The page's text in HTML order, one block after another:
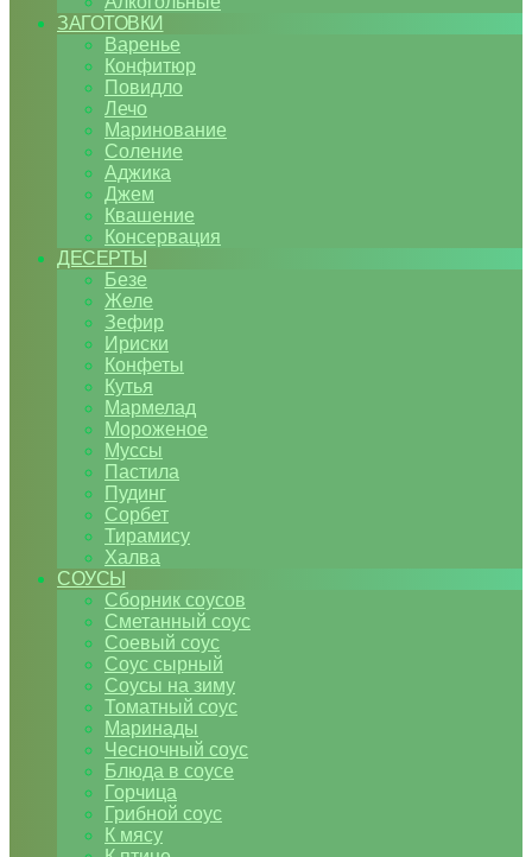
ЗАГОТОВКИ
Варенье
Конфитюр
Повидло
Лечо
Маринование
Соление
Аджика
Джем
Квашение
Консервация
ДЕСЕРТЫ
Безе
Желе
Зефир
Ириски
Конфеты
Кутья
Мармелад
Мороженое
Муссы
Пастила
Пудинг
Сорбет
Тирамису
Халва
СОУСЫ
Сборник соусов
Сметанный соус
Соевый соус
Соус сырный
Соусы на зиму
Томатный соус
Маринады
Чесночный соус
Блюда в соусе
Горчица
Грибной соус
К мясу